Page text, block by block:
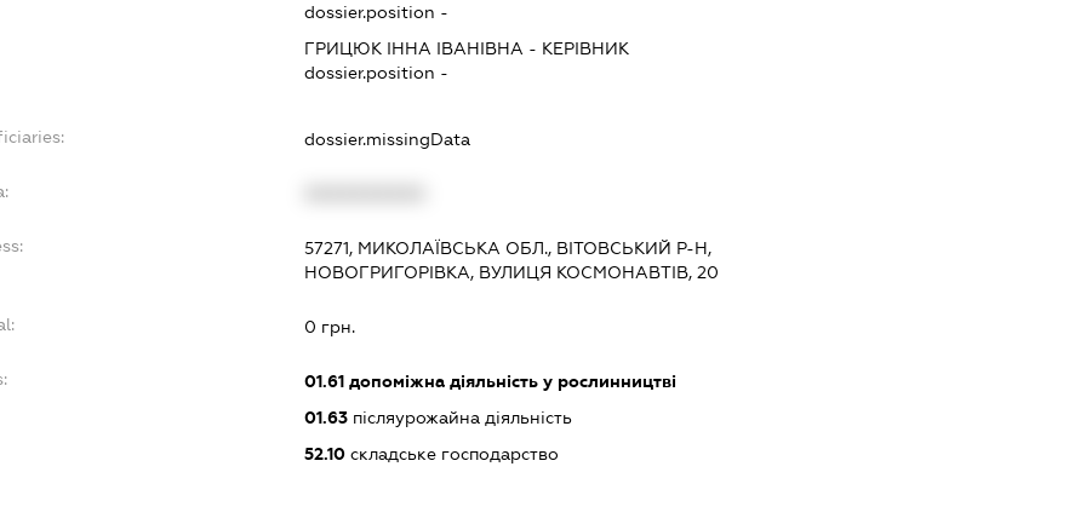
dossier.position -
ГРИЦЮК ІННА ІВАНІВНА - КЕРІВНИК
dossier.position -
dossier.missingData
57271, МИКОЛАЇВСЬКА ОБЛ., ВІТОВСЬКИЙ Р-Н,
НОВОГРИГОРІВКА, ВУЛИЦЯ КОСМОНАВТІВ, 20
0 грн.
01.61допоміжна діяльність у рослинництві
01.63післяурожайна діяльність
52.10складське господарство